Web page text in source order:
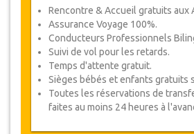
Rencontre & Accueil gratuits aux
Assurance Voyage 100%.
Conducteurs Professionnels
Suivi de vol pour les retards.
Temps d'attente gratuit.
Sièges bébés et enfants gratuits
Toutes les réservations de
faites au moins 24 heures à